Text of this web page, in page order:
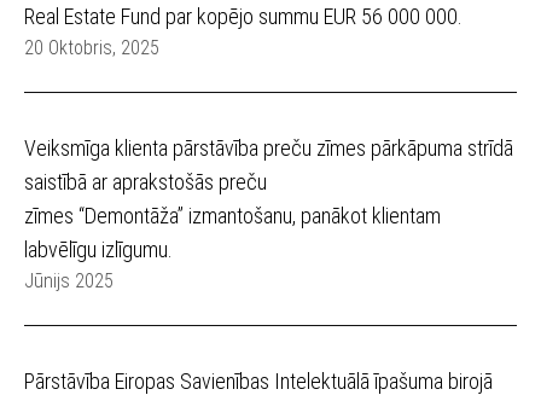
Real Estate Fund par kopējo summu EUR 56 000 000.
20 Oktobris, 2025
Veiksmīga klienta pārstāvība preču zīmes pārkāpuma strīdā
saistībā ar aprakstošās preču
zīmes “Demontāža” izmantošanu, panākot klientam
labvēlīgu izlīgumu.
Jūnijs 2025
Pārstāvība Eiropas Savienības Intelektuālā īpašuma birojā